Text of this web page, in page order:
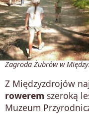
Zagroda Żubrów w
Z Międzyzdrojów
rowerem szeroką
Muzeum